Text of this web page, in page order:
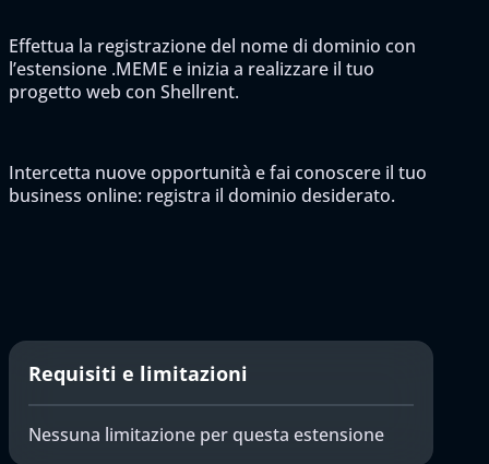
Effettua la registrazione del nome di dominio con
l’estensione .MEME e inizia a realizzare il tuo
progetto web con Shellrent.
Intercetta nuove opportunità e fai conoscere il tuo
business online: registra il dominio desiderato.
Requisiti e limitazioni
Nessuna limitazione per questa estensione